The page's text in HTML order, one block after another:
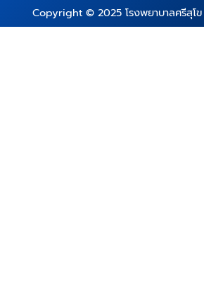
Copyright © 2025 โรงพยาบาลศรีสุโข